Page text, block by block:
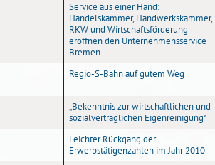
Service aus einer Hand:
Handelskammer, Handwerkskammer,
RKW und Wirtschaftsförderung
eröffnen den Unternehmensservice
Bremen
Regio-S-Bahn auf gutem Weg
„Bekenntnis zur wirtschaftlichen und
sozialverträglichen Eigenreinigung“
Leichter Rückgang der
Erwerbstätigenzahlen im Jahr 2010